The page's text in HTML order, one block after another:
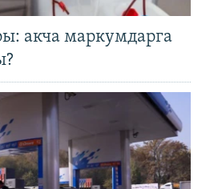
акча маркумдарга